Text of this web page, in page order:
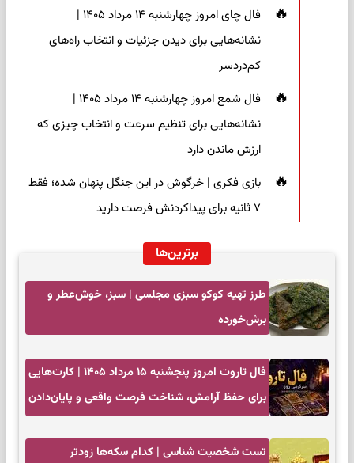
فال چای امروز چهارشنبه ۱۴ مرداد ۱۴۰۵ |
نشانه‌هایی برای دیدن جزئیات و انتخاب راه‌های
کم‌دردسر
فال شمع امروز چهارشنبه ۱۴ مرداد ۱۴۰۵ |
نشانه‌هایی برای تنظیم سرعت و انتخاب چیزی که
ارزش ماندن دارد
بازی فکری | خرگوش در این جنگل پنهان شده؛ فقط
۷ ثانیه برای پیداکردنش فرصت دارید
برترین‌ها
طرز تهیه کوکو سبزی مجلسی | سبز، خوش‌عطر و
برش‌خورده
فال تاروت امروز پنجشنبه ۱۵ مرداد ۱۴۰۵ | کارت‌هایی
برای حفظ آرامش، شناخت فرصت واقعی و پایان‌دادن
تست شخصیت شناسی | کدام سکه‌ها زودتر